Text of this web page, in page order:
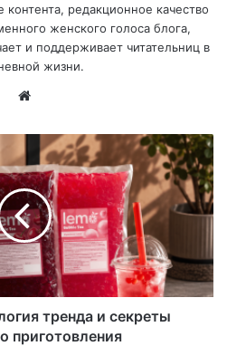
контента, редакционное качество
женского голоса блога,
и поддерживает читательниц в
жизни.
тренда и секреты
приготовления